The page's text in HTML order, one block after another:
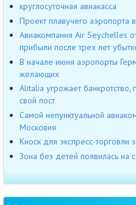
круглосуточная авиакасса
Проект плавучего аэропорта
Авиакомпания Air Seychelles
прибыли после трех лет
В начале июня аэропорты
желающих
Alitalia угрожает
свой пост
Самой непунктуальной
Московия
Киоск для экспресс-торговли
Зона без детей появилась на